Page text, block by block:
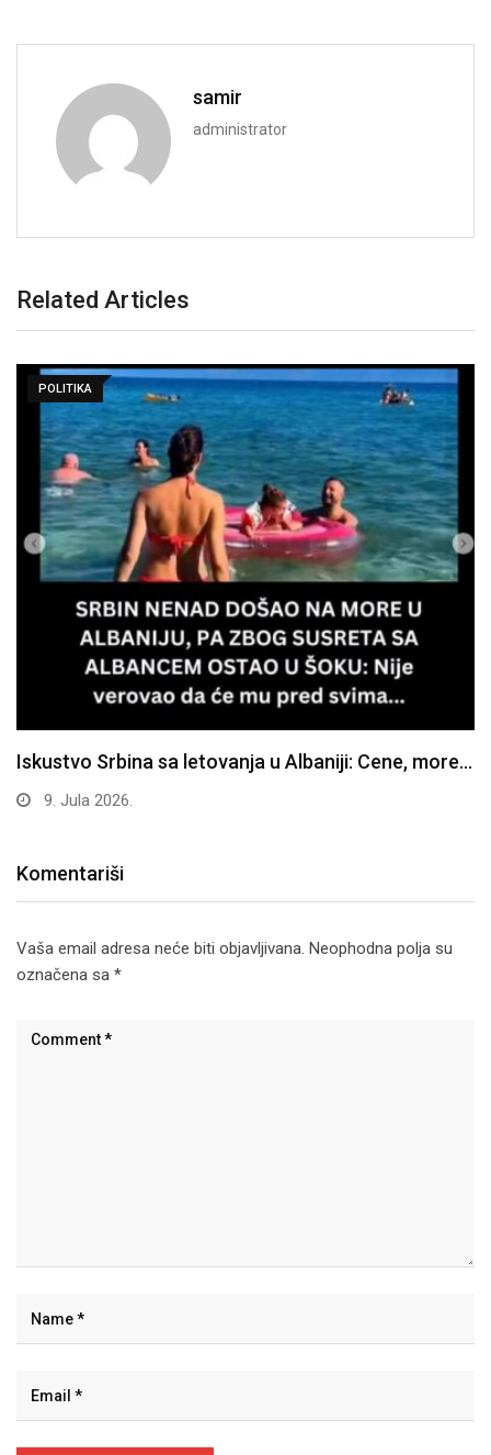
samir
administrator
Related Articles
POLITIKA
Iskustvo Srbina sa letovanja u Albaniji: Cene, more…
9. Jula 2026.
Komentariši
Vaša email adresa neće biti objavljivana. Neophodna polja su
označena sa *